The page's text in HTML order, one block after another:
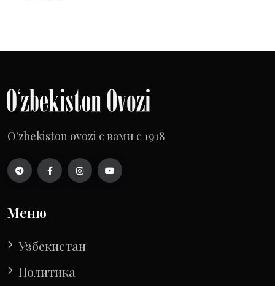
O'zbekiston ovozi с вами с 1918
Меню
Узбекистан
Политика